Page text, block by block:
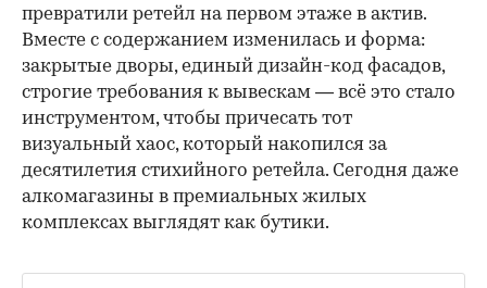
превратили ретейл на первом этаже в актив.
Вместе с содержанием изменилась и форма:
закрытые дворы, единый дизайн-код фасадов,
строгие требования к вывескам — всё это стало
инструментом, чтобы причесать тот
визуальный хаос, который накопился за
десятилетия стихийного ретейла. Сегодня даже
алкомагазины в премиальных жилых
комплексах выглядят как бутики.